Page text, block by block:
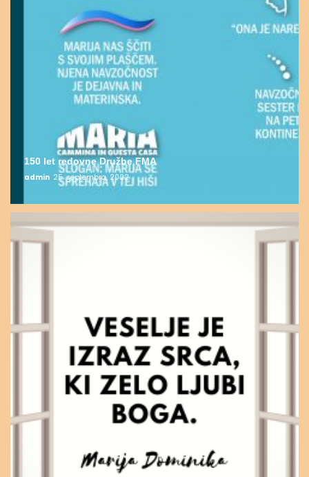
150 let redovne Družbe FMA
admin 25. septembra, 2022